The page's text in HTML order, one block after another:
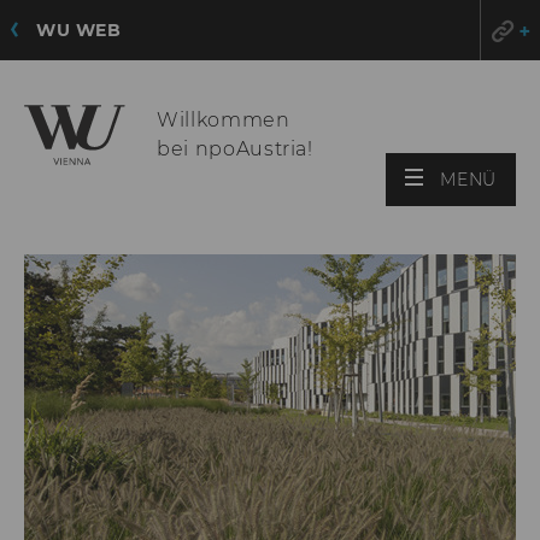
WU WEB
Willkommen
bei npoAustria!
MENÜ